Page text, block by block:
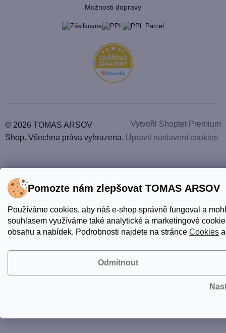
Pomozte nám zlepšovat TOMAS ARSOV
Používáme cookies, aby náš e-shop správně fungoval a
souhlasem využíváme také analytické a marketingové
obsahu a nabídek. Podrobnosti najdete na stránce Cookies
Odmítnout
Možnosti dopravy
Vytvořil Shoptet Premium
© 2026 TOMAS ARSOV
Shop. Všechna práva vyhrazena. Upravit nastavení cookies